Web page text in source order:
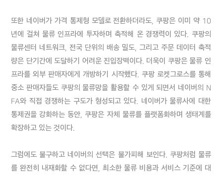
또한 네이버가 가격 통제형 모델로 전환하더라도, 쿠팡은 이미 약 10
년에 걸쳐 물류 인프라에 투자하며 축적해 온 경쟁력이 있다. 쿠팡의
물류센터 네트워크, 전국 단위의 배송 밀도, 그리고 주문 데이터 축적
량은 단기간에 도달하기 어려운 진입장벽이다. 더욱이 쿠팡은 물류 인
프라를 외부 판매자에게 개방하기 시작했다. 쿠팡 로켓그로스를 통해
중소 판매자들도 쿠팡의 물류망을 활용할 수 있게 되면서 네이버의 N
FA와 직접 경쟁하는 구도가 형성되고 있다. 네이버가 물류사에 대한
통제권을 강화하는 동안, 쿠팡은 자체 물류를 플랫폼화하며 생태계를
확장하고 있는 것이다.
그럼에도 불구하고 네이버의 선택은 불가피해 보인다. 쿠팡처럼 물류
를 완전히 내재화할 수 없다면, 최소한 물류 비용과 서비스 기준에 대